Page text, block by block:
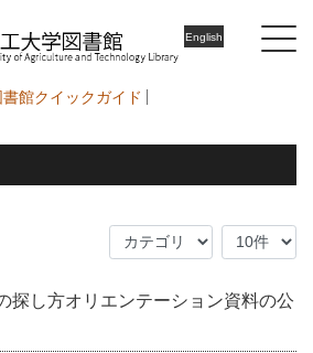
English
書館クイックガイド
探し方オリエンテーション資料の公